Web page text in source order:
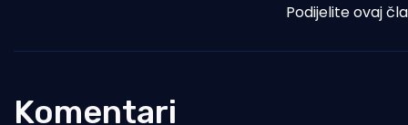
Podijelite ovaj
Komentari